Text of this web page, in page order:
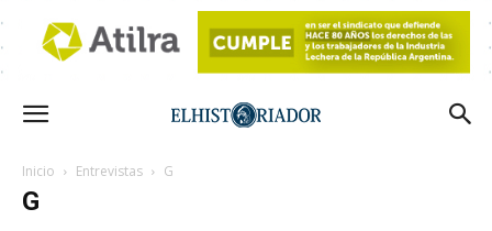
Inicio Entrevistas G
G